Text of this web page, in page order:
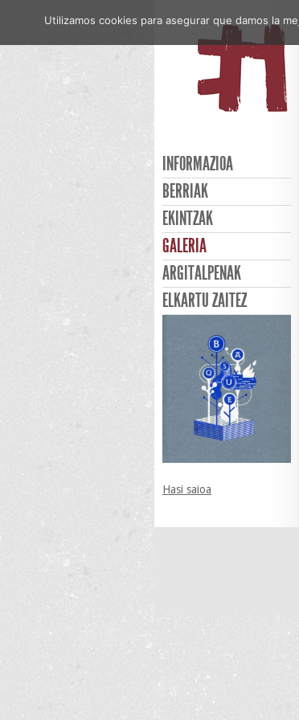
INFORMAZIOA
BERRIAK
EKINTZAK
GALERIA
ARGITALPENAK
ELKARTU ZAITEZ
Hasi saioa
Utilizamos cookies para asegurar que damos la